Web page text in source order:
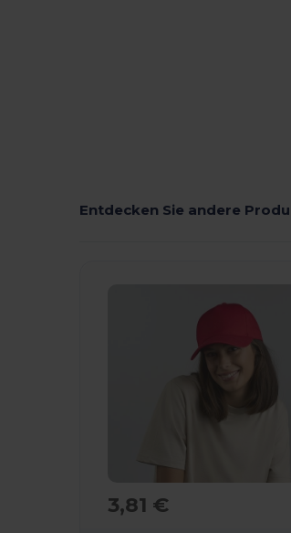
Entdecken Sie andere
3,81 €